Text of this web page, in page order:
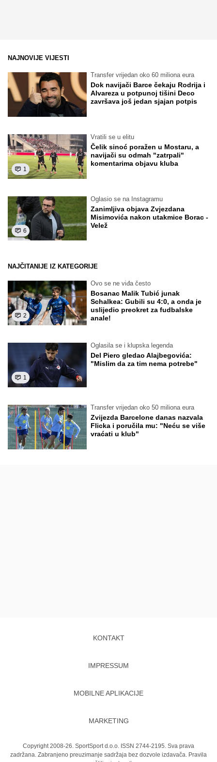
NAJNOVIJE VIJESTI
Transfer vrijedan oko 60 miliona eura
Dok navijači Barce čekaju Rodrija i
Alvareza u potpunoj tišini Deco
završava još jedan sjajan potpis
1
Vratili se u elitu
Čelik sinoć poražen u Mostaru, a
navijači su odmah "zatrpali"
komentarima objavu kluba
6
Oglasio se na Instagramu
Zanimljiva objava Zvjezdana
Misimovića nakon utakmice Borac -
Velež
NAJČITANIJE IZ KATEGORIJE
2
Ovo se ne viđa često
Bosanac Malik Tubić junak
Schalkea: Gubili su 4:0, a onda je
uslijedio preokret za fudbalske
anale!
1
Oglasila se i klupska legenda
Del Piero gledao Alajbegovića:
"Mislim da za tim nema potrebe"
Transfer vrijedan oko 50 miliona eura
Zvijezda Barcelone danas nazvala
Flicka i poručila mu: "Neću se više
vraćati u klub"
KONTAKT
IMPRESSUM
MOBILNE APLIKACIJE
MARKETING
Copyright 2008-26. SportSport d.o.o. ISSN 2744-2195. Sva prava
zadržana. Zabranjeno preuzimanje sadržaja bez dozvole izdavača. Pravila